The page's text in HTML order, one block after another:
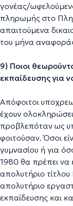
γονέας/
πληρωμής στο
απαιτούμενα
του μήνα
9) Ποιοι
εκπαίδευσης για
Απόφοιτοι
έχουν
προβλεπόταν ως
φοιτούσαν. Όσοι
γυμνασίου ή για
1980 θα πρέπει να
απολυτήριο τίτλου
απολυτήριο
εκπαίδευσης και